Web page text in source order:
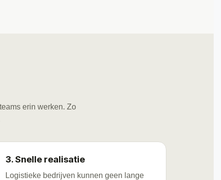
erin werken. Zo
3. Snelle realisatie
Logistieke bedrijven kunnen geen lange